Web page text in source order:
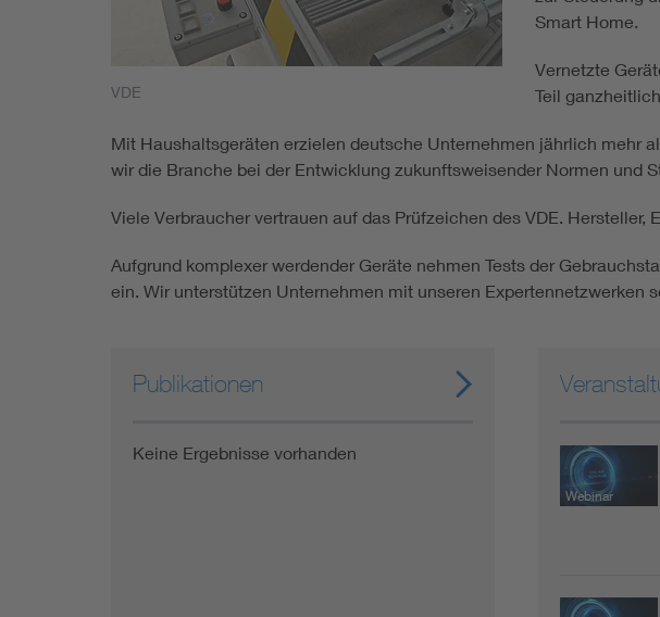
Mobility Energy storage
Functional
VDE
Smart Home.
Vernetzte
Teil
Mit Haushaltsgeräten erzielen deutsche Unternehmen jährlich mehr
wir die Branche bei der Entwicklung zukunftsweisender Normen und
Viele Verbraucher vertrauen auf das Prüfzeichen des VDE.
Aufgrund komplexer werdender Geräte nehmen Tests der
ein. Wir unterstützen Unternehmen mit unseren Expertennetzwerken
Publikationen
Keine Ergebnisse vorhanden
Webinar